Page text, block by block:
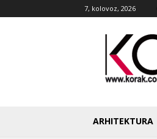
7, kolovoz, 2026
ARHITEKTURA